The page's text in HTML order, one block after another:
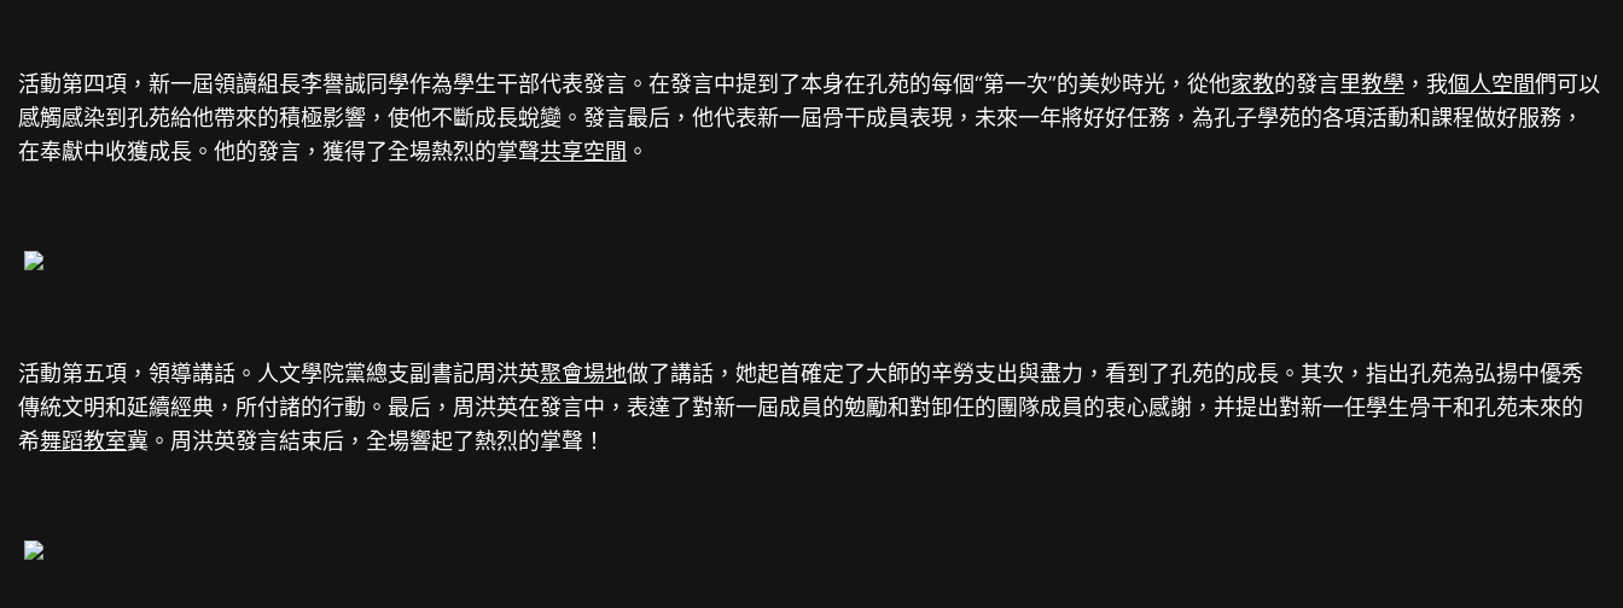
活動第四項，新一屆領讀組長李譽誠同學作為學生干部代表發言。在發言中提到了本身在孔苑的每個“第一次”的美妙時光，從他家教的發言里教學 ，我個人空間們可以
感觸感染到孔苑給他帶來的積極影響，使他不斷成長蛻變。發言最后，他代表新一屆骨干成員表現，未來一年將好好任務，為孔子學苑的各項活動和課程做好服務，
在奉獻中收獲成長。他的發言，獲得了全場熱烈的掌聲共享空間 。
活動第五項，領導講話。人文學院黨總支副書記周洪英聚會場地做了講話，她起首確定了大師的辛勞支出與盡力，看到了孔苑的成長。其次，指出孔苑為弘揚中優秀
傳統文明和延續經典，所付諸的行動。最后，周洪英在發言中，表達了對新一屆成員的勉勵和對卸任的團隊成員的衷心感謝，并提出對新一任學生骨干和孔苑未來的
希舞蹈教室冀。周洪英發言結束后，全場響起了熱烈的掌聲！